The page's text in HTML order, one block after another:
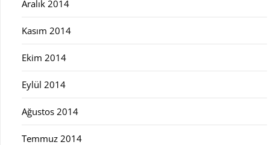
Aralık 2014
Kasım 2014
Ekim 2014
Eylül 2014
Ağustos 2014
Temmuz 2014